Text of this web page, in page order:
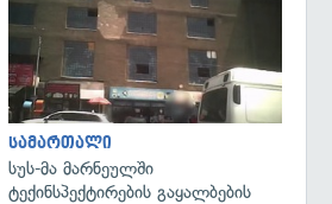
გადახედვა
სამართალი
სუს-მა მარნეულში
ტექინსპექტირების გაყალბების